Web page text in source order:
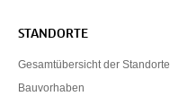
STANDORTE
Gesamtübersicht der Standorte
Bauvorhaben